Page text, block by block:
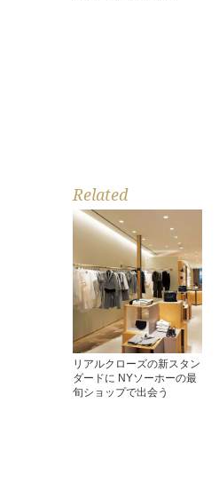
Related
リアルクローズの新スタン
ダードに NYソーホーの最
旬ショップで出会う